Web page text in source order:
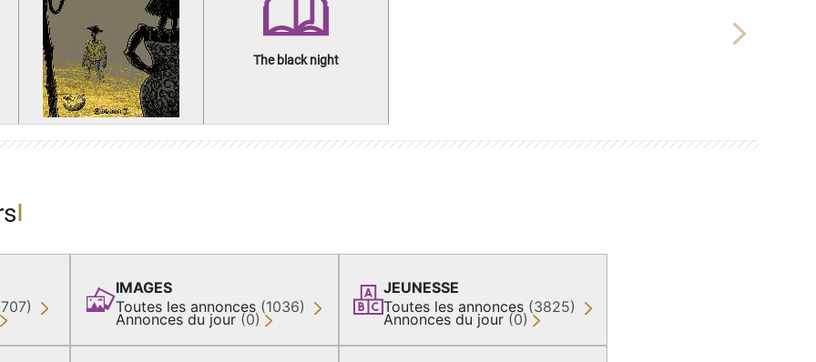
The black night
Next
IMAGES
Toutes les annonces (1036)
Annonces du jour (0)
JEUNESSE
Toutes les annonces (3825)
Annonces du jour (0)